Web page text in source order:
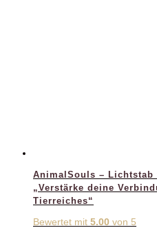
AnimalSouls –
„Verstärke deine
Tierreiches“
Bewertet mit 5.00 von 5